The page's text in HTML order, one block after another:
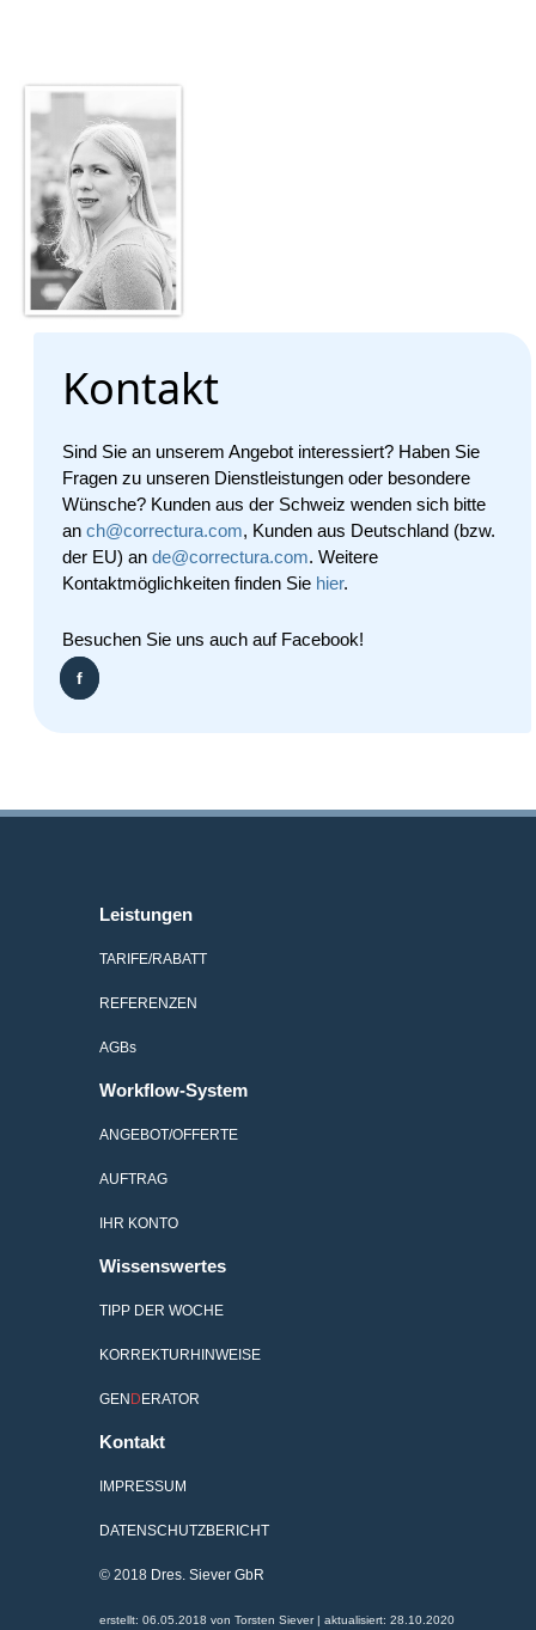
Kontakt
Sind Sie an unserem Angebot interessiert? Haben Sie
Fragen zu unseren Dienstleistungen oder besondere
Wünsche? Kunden aus der Schweiz wenden sich bitte
anch@correctura.com, Kunden aus Deutschland (bzw.
der EU) ande@correctura.com. Weitere
Kontaktmöglichkeiten finden Sie hier.
Besuchen Sie uns auch auf Facebook!
f
Leistungen
TARIFE/RABATT
REFERENZEN
AGBs
Workflow-System
ANGEBOT/OFFERTE
AUFTRAG
IHR KONTO
Wissenswertes
TIPP DER WOCHE
KORREKTURHINWEISE
GEN D ERATOR
Kontakt
IMPRESSUM
DATENSCHUTZBERICHT
© 2018 Dres. Siever GbR
erstellt: 06.05.2018 von Torsten Siever | aktualisiert: 28.10.2020